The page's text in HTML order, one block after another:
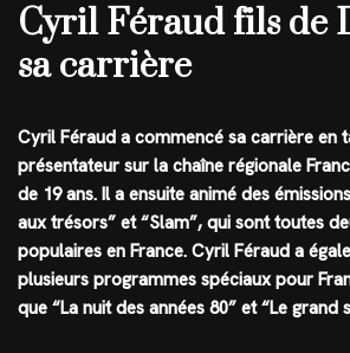
Cyril Féraud fils de
sa carrière
Cyril Féraud a commencé sa carrière en
présentateur sur la chaîne régionale
de 19 ans. Il a ensuite animé des
aux trésors” et “Slam”, qui sont toutes
populaires en France. Cyril Féraud a
plusieurs programmes spéciaux pour
que “La nuit des années 80” et “Le grand